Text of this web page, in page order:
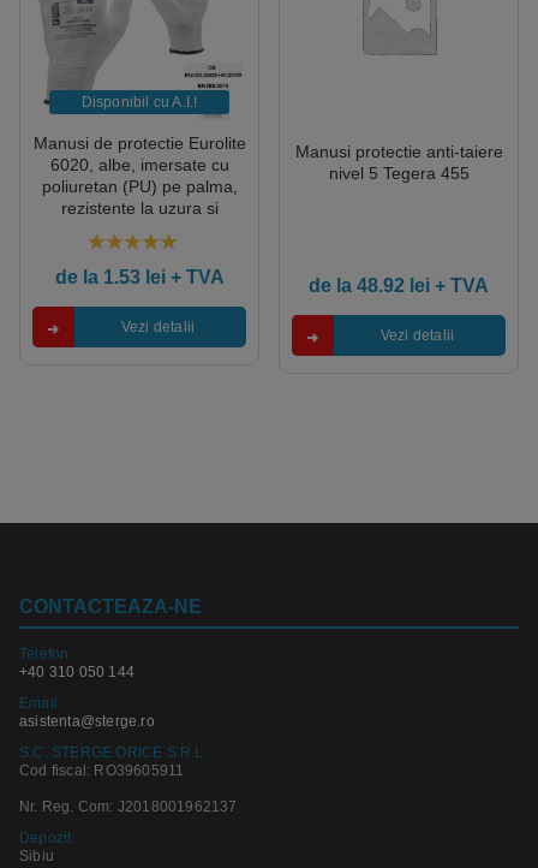
Disponibil cu A.I.​!
Manusi de protectie Eurolite
6020, albe, imersate cu
poliuretan (PU) pe palma,
rezistente la uzura si
Coverguard
de la 1.53 lei+ TVA
Vezi detalii
Manusi protectie anti-taiere
nivel 5 Tegera 455
de la 48.92 lei + TVA
Vezi detalii
CONTACTEAZA-NE
Telefon:
+40 310 050 144
Email
asistenta@sterge.ro
S.C. STERGE ORICE S.R.L.
Cod fiscal: RO39605911
Nr. Reg. Com: J2018001962137
Depozit:
Sibiu